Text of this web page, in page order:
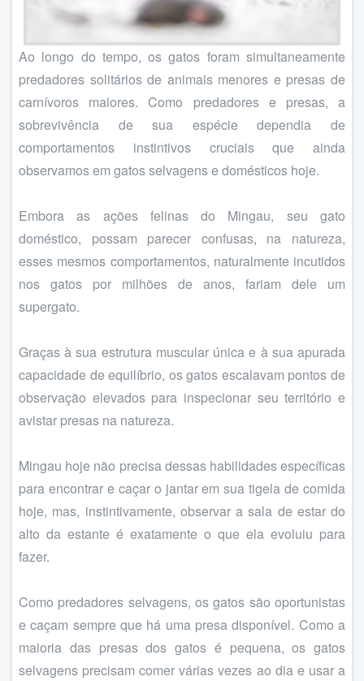
Ao longo do tempo, os gatos foram simultaneamente
predadores solitários de animais menores e presas de
carnívoros maiores. Como predadores e presas, a
sobrevivência de sua espécie dependia de
comportamentos instintivos cruciais que ainda
observamos em gatos selvagens e domésticos hoje.
Embora as ações felinas do Mingau, seu gato
doméstico, possam parecer confusas, na natureza,
esses mesmos comportamentos, naturalmente incutidos
nos gatos por milhões de anos, fariam dele um
supergato.
Graças à sua estrutura muscular única e à sua apurada
capacidade de equilíbrio, os gatos escalavam pontos de
observação elevados para inspecionar seu território e
avistar presas na natureza.
Mingau hoje não precisa dessas habilidades específicas
para encontrar e caçar o jantar em sua tigela de comida
hoje, mas, instintivamente, observar a sala de estar do
alto da estante é exatamente o que ela evoluiu para
fazer.
Como predadores selvagens, os gatos são oportunistas
e caçam sempre que há uma presa disponível. Como a
maioria das presas dos gatos é pequena, os gatos
selvagens precisam comer várias vezes ao dia e usar a